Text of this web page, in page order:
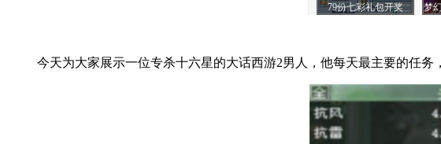
今天为大家展示一位专杀十六星的大话西游2男人，他每天最主要的任务